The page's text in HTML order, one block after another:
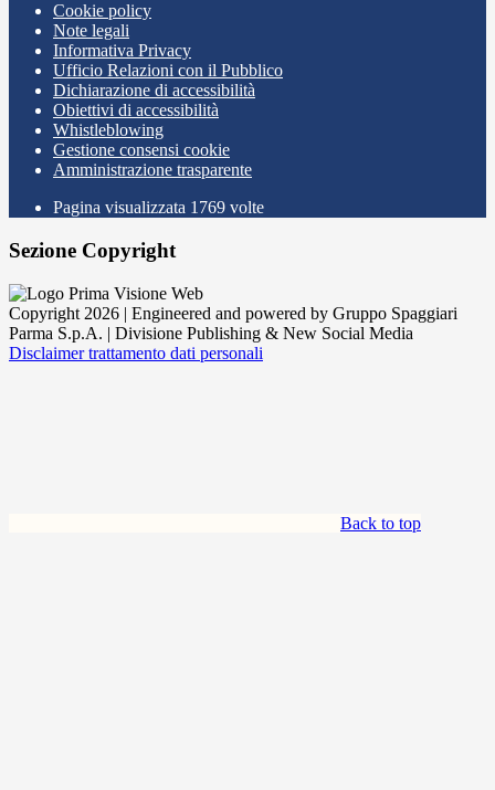
Cookie policy
Note legali
Informativa Privacy
Ufficio Relazioni con il Pubblico
Dichiarazione di accessibilità
Obiettivi di accessibilità
Whistleblowing
Gestione consensi cookie
Amministrazione trasparente
Pagina visualizzata 1769 volte
Sezione Copyright
Copyright 2026 | Engineered and powered by Gruppo Spaggiari
Parma S.p.A. | Divisione Publishing & New Social Media
Disclaimer trattamento dati personali
Back to top